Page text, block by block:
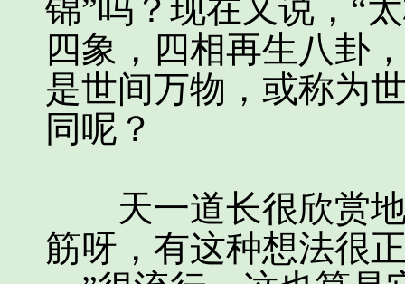
锦”吗？现在又说，“
四象，四相再生八卦
是世间万物，或称为
同呢？
天一道长很欣赏地
筋呀，有这种想法很